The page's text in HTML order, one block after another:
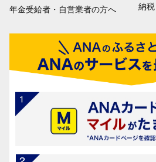
年金受給者・自営業者の方へ
納税